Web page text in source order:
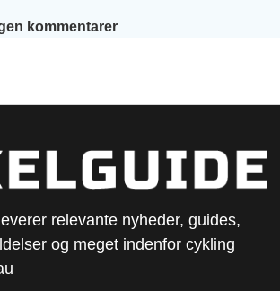
kommentarer
relevante nyheder, guides,
og meget indenfor cykling